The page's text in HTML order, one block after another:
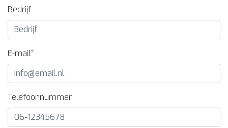
Bedrijf
E-mail*
Telefoonnummer